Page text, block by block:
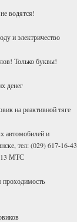
во­дятся!
и элек­три­че­ство
Только буквы!
денег
на реактивной тяге
автомобилей и
тел: (029) 617-16-43
13 МТС
проходимость